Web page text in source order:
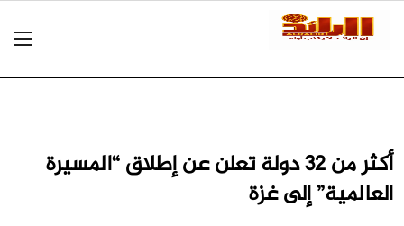
أكثر من 32 دولة تعلن عن إطلاق “المسيرة
العالمية” إلى غزة